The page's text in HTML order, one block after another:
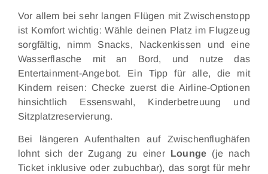
Vor allem bei sehr langen Flügen mit Zwischenstopp
ist Komfort wichtig: Wähle deinen Platz im Flugzeug
sorgfältig, nimm Snacks, Nackenkissen und eine
Wasserflasche mit an Bord, und nutze das
Entertainment-Angebot. Ein Tipp für alle, die mit
Kindern reisen: Checke zuerst die Airline-Optionen
hinsichtlich Essenswahl, Kinderbetreuung und
Sitzplatzreservierung.
Bei längeren Aufenthalten auf Zwischenflughäfen
lohnt sich der Zugang zu einer Lounge (je nach
Ticket inklusive oder zubuchbar), das sorgt für mehr